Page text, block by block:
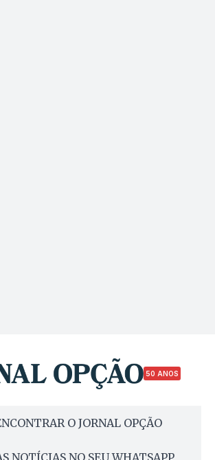
50 ANOS
O JORNAL OPÇÃO
NOTÍCIAS NO SEU WHATSAPP